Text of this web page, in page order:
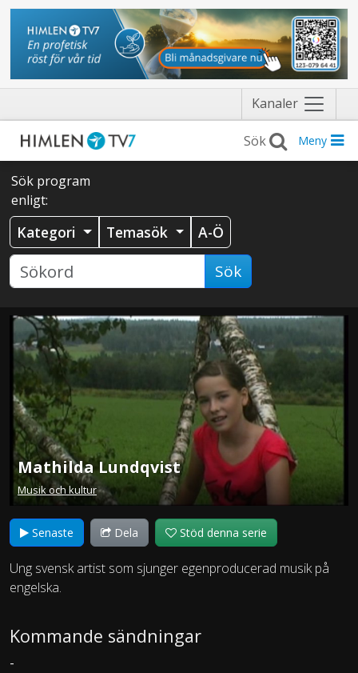
Kanaler Näytä
valikko
Meny
Sök program
enligt:
Kategori Temasök A-Ö
Sök
Mathilda Lundqvist
Musik och kultur
Senaste Dela Stöd denna serie
Ung svensk artist som sjunger egenproducerad musik på
engelska.
Kommande sändningar
-